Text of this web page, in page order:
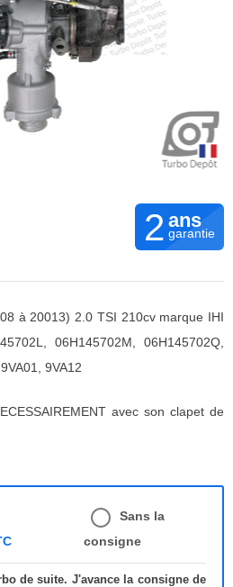
2 ans
garantie
à 20013) 2.0 TSI 210cv marque IHI
06H145702M, 06H145702Q,
9VA12
avec son clapet de
Sans la
consigne
de suite. J'avance la consigne de